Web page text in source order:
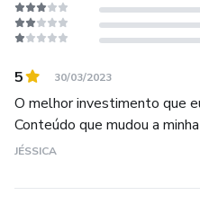
5 30/03/2023
O melhor investimento que
Conteúdo que mudou a
JÉSSICA